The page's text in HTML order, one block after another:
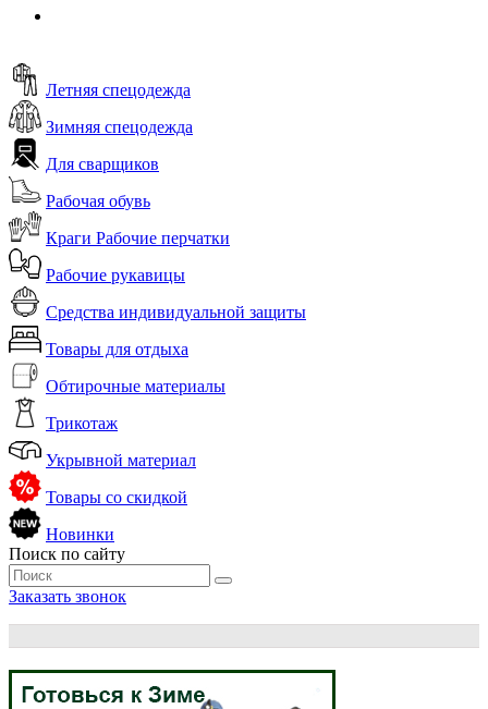
Летняя спецодежда
Зимняя спецодежда
Для сварщиков
Рабочая обувь
Краги Рабочие перчатки
Рабочие рукавицы
Средства индивидуальной защиты
Товары для отдыха
Обтирочные материалы
Трикотаж
Укрывной материал
Товары со скидкой
Новинки
Поиск по сайту
Заказать звонок